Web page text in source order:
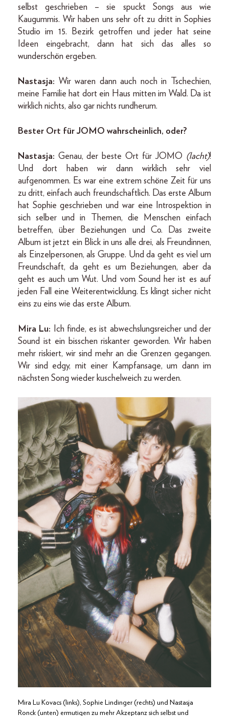
selbst geschrieben – sie spuckt Songs aus wie
Kaugummis. Wir haben uns sehr oft zu dritt in Sophies
Studio im 15. Bezirk getroffen und jeder hat seine
Ideen eingebracht, dann hat sich das alles so
wunderschön ergeben.
Nastasja: Wir waren dann auch noch in Tschechien,
meine Familie hat dort ein Haus mitten im Wald. Da ist
wirklich nichts, also gar nichts rundherum.
Bester Ort für JOMO wahrscheinlich, oder?
Nastasja: Genau, der beste Ort für JOMO (lacht)!
Und dort haben wir dann wirklich sehr viel
aufgenommen. Es war eine extrem schöne Zeit für uns
zu dritt, einfach auch freundschaftlich. Das erste Album
hat Sophie geschrieben und war eine Introspektion in
sich selber und in Themen, die Menschen einfach
betreffen, über Beziehungen und Co. Das zweite
Album ist jetzt ein Blick in uns alle drei, als Freundinnen,
als Einzelpersonen, als Gruppe. Und da geht es viel um
Freundschaft, da geht es um Beziehungen, aber da
geht es auch um Wut. Und vom Sound her ist es auf
jeden Fall eine Weiterentwicklung. Es klingt sicher nicht
eins zu eins wie das erste Album.
Mira Lu: Ich finde, es ist abwechslungsreicher und der
Sound ist ein bisschen riskanter geworden. Wir haben
mehr riskiert, wir sind mehr an die Grenzen gegangen.
Wir sind edgy, mit einer Kampfansage, um dann im
nächsten Song wieder kuschelweich zu werden.
Mira Lu Kovacs (links), Sophie Lindinger (rechts) und Nastasja
Ronck (unten) ermutigen zu mehr Akzeptanz sich selbst und